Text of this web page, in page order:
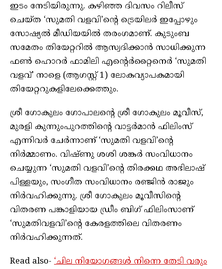
ഇടം നേടിയിരുന്നു. കഴിഞ്ഞ ദിവസം റിലീസ്
ചെയ്ത ‘സുമതി വളവി’ന്റെ ട്രെയിലർ ഇപ്പോഴും
സോഷ്യൽ മീഡിയയിൽ തരംഗമാണ്. കുടുംബ
സമേതം തിയേറ്ററിൽ ആസ്വദിക്കാൻ സാധിക്കുന്ന
ഫൺ ഹൊറർ ഫാമിലി എന്റെർറ്റൈനെർ ‘സുമതി
വളവ്’ നാളെ (ആഗസ്റ്റ് 1) ലോകവ്യാപകമായി
തിയേറ്ററുകളിലേക്കെത്തും.
ശ്രീ ഗോകുലം ഗോപാലന്റെ ശ്രീ ഗോകുലം മൂവീസ്,
മുരളി കുന്നുംപുറത്തിന്റെ വാട്ടർമാൻ ഫിലിംസ്
എന്നിവർ ചേർന്നാണ് ‘സുമതി വളവി’ന്റെ
നിർമ്മാണം. വിഷ്ണു ശശി ശങ്കർ സംവിധാനം
ചെയ്യുന്ന ‘സുമതി വളവി’ന്റെ തിരക്കഥ അഭിലാഷ്
പിള്ളയും, സംഗീത സംവിധാനം രഞ്ജിൻ രാജും
നിർവഹിക്കുന്നു. ശ്രീ ഗോകുലം മൂവീസിന്റെ
വിതരണ പങ്കാളിയായ ഡ്രീം ബിഗ് ഫിലിംസാണ്
‘സുമതിവളവി’ന്റെ കേരളത്തിലെ വിതരണം
നിർവഹിക്കുന്നത്.
Read also- ‘ചില നിയോഗങ്ങൾ നിന്നെ തേടി വരും